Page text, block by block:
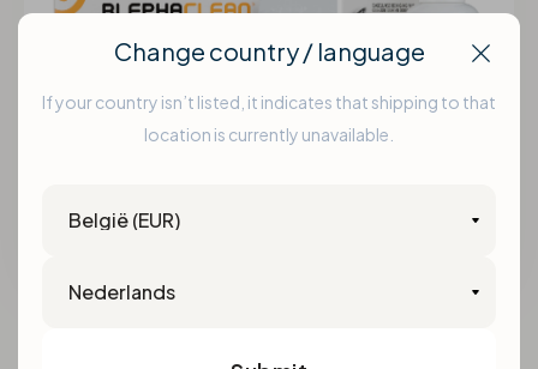
set 4 €21,99
Change country / language
If your country isn’t listed, it indicates that shipping to that
location is currently unavailable.